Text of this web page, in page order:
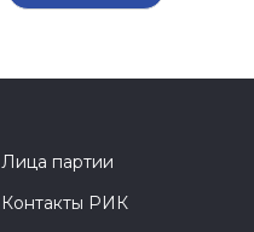
Лица партии
Контакты РИК